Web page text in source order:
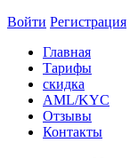
Войти Регистрация
Главная
Тарифы
скидка
AML/KYC
Отзывы
Контакты